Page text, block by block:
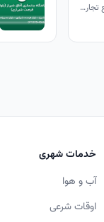
شیراز - دروازه اصفهان - اول خیابان فردوسی - مجتمع تجاری کاظمی
خدمات شهری
آب و هوا
اوقات شرعیفوتر